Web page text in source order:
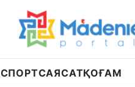
СПОРТСАЯСАТҚОҒАМ